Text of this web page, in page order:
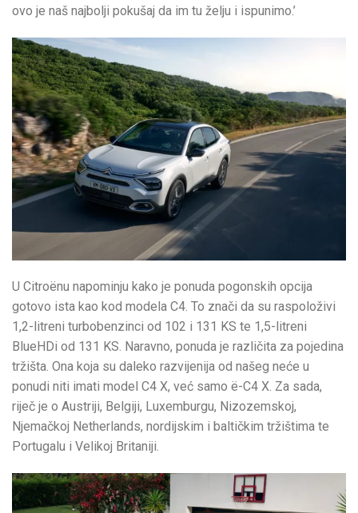
ovo je naš najbolji pokušaj da im tu želju i ispunimo.’
U Citroënu napominju kako je ponuda pogonskih opcija
gotovo ista kao kod modela C4. To znači da su raspoloživi
1,2-litreni turbobenzinci od 102 i 131 KS te 1,5-litreni
BlueHDi od 131 KS. Naravno, ponuda je različita za pojedina
tržišta. Ona koja su daleko razvijenija od našeg neće u
ponudi niti imati model C4 X, već samo ë-C4 X. Za sada,
riječ je o Austriji, Belgiji, Luxemburgu, Nizozemskoj,
Njemačkoj Netherlands, nordijskim i baltičkim tržištima te
Portugalu i Velikoj Britaniji.